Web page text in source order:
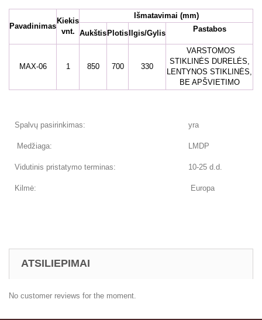
Pavadinimas
Kiekis
vnt.
Išmatavimai (mm)
Aukštis Plotis Ilgis/Gylis Pastabos
MAX-06 1 850 700 330
VARSTOMOS
STIKLINĖS DURELĖS,
LENTYNOS STIKLINĖS,
BE APŠVIETIMO
Spalvų pasirinkimas: yra
Medžiaga: LMDP
Vidutinis pristatymo terminas: 10-25 d.d.
Kilmė: Europa
ATSILIEPIMAI
No customer reviews for the moment.